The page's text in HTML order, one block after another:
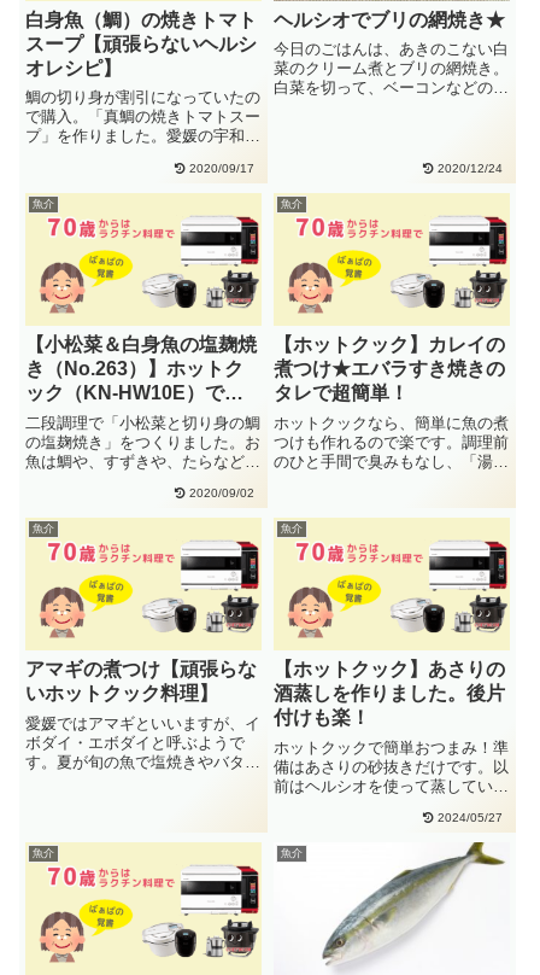
白身魚（鯛）の焼きトマト
スープ【頑張らないヘルシ
オレシピ】
鯛の切り身が割引になっていたの
で購入。「真鯛の焼きトマトスー
プ」を作りました。愛媛の宇和
2020/09/17
ヘルシオでブリの網焼き★
今日のごはんは、あきのこない白
菜のクリーム煮とブリの網焼き。
白菜を切って、ベーコンなどの材
2020/12/24
魚介
【小松菜＆白身魚の塩麹焼
き（No.263）】ホットク
ック（KN-HW10E）で２
段調理
二段調理で「小松菜と切り身の鯛
の塩麹焼き」をつくりました。お
魚は鯛や、すずきや、たらなどの
2020/09/02
魚介
【ホットクック】カレイの
煮つけ★エバラすき焼きの
タレで超簡単！
ホットクックなら、簡単に魚の煮
つけも作れるので楽です。調理前
のひと手間で臭みもなし、「湯通
魚介
アマギの煮つけ【頑張らな
いホットクック料理】
愛媛ではアマギといいますが、イ
ボダイ・エボダイと呼ぶようで
す。夏が旬の魚で塩焼きやバター
魚介
【ホットクック】あさりの
酒蒸しを作りました。後片
付けも楽！
ホットクックで簡単おつまみ！準
備はあさりの砂抜きだけです。以
前はヘルシオを使って蒸していた
2024/05/27
魚介 魚介